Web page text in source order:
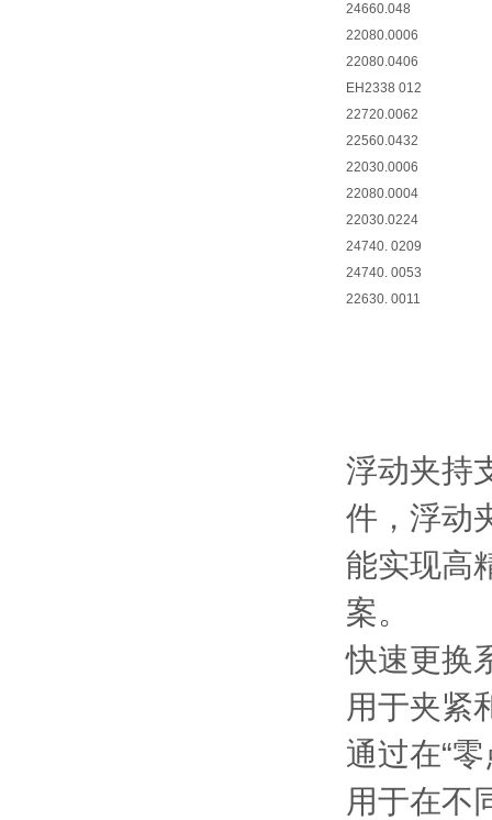
24660.048
22080.0006
22080.0406
EH2338 012
22720.0062
22560.0432
22030.0006
22080.0004
22030.0224
24740. 0209
24740. 0053
22630. 0011
浮动夹持
件，浮动
能实现高
案。
快速更换
用于夹紧
通过在“
用于在不